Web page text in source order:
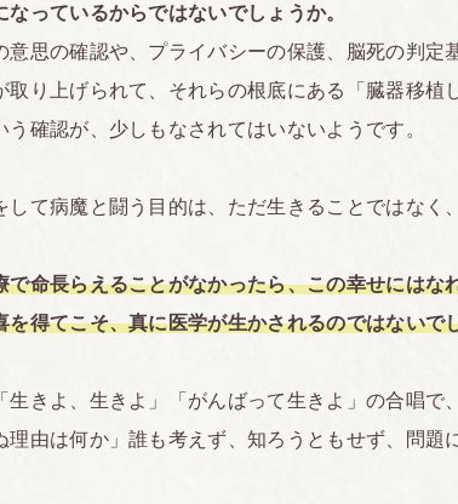
なっているからではないでしょうか。
思の確認や、プライバシーの保護、脳死の判定
取り上げられて、それらの根底にある「臓器移植
う確認が、少しもなされてはいないようです。
て病魔と闘う目的は、ただ生きることではなく
で命長らえることがなかったら、この幸せにはな
を得てこそ、真に医学が生かされるのではないで
きよ、生きよ」「がんばって生きよ」の合唱で
理由は何か」誰も考えず、知ろうともせず、問題